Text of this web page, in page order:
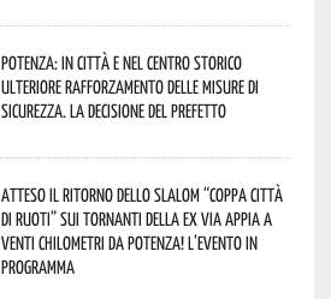
Potenza: in città e nel centro storico
ulteriore rafforzamento delle misure di
sicurezza. La decisione del Prefetto
Atteso il ritorno dello slalom “Coppa Città
di Ruoti” sui tornanti della ex via Appia a
venti chilometri da Potenza! L’evento in
programma